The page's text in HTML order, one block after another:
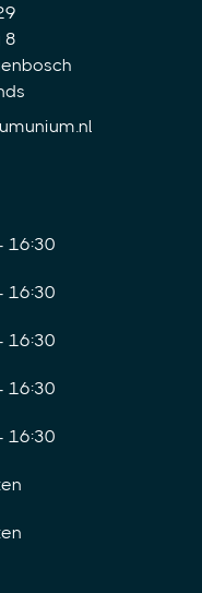
8
16:30
16:30
16:30
16:30
16:30